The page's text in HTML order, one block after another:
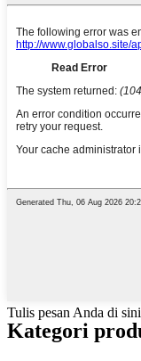
Tulis pesan Anda di
Kategori